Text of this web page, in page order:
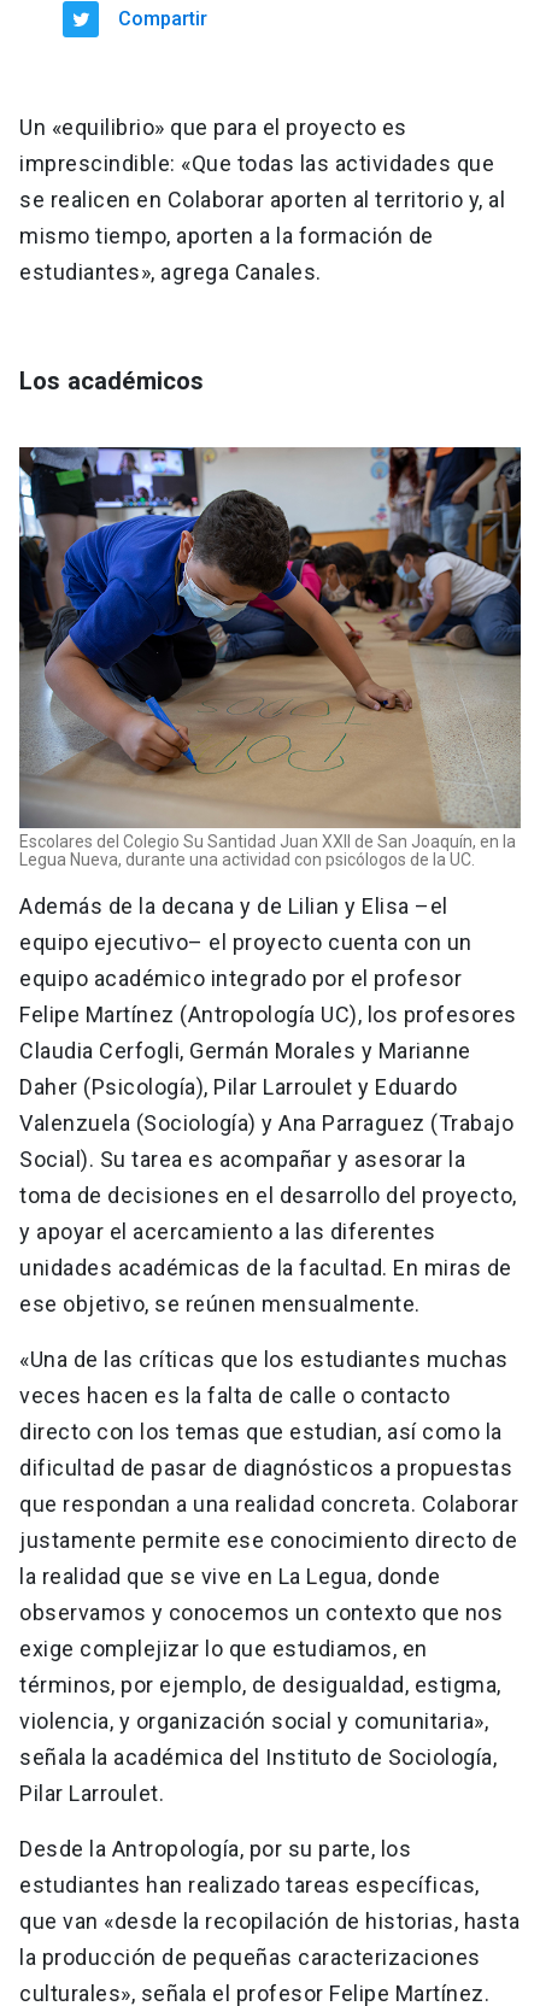
Compartir
Un «equilibrio» que para el proyecto es
imprescindible: «Que todas las actividades que
se realicen en Colaborar aporten al territorio y, al
mismo tiempo, aporten a la formación de
estudiantes», agrega Canales.
Los académicos
Escolares del Colegio Su Santidad Juan XXII de San Joaquín, en la
Legua Nueva, durante una actividad con psicólogos de la UC.
Además de la decana y de Lilian y Elisa –el
equipo ejecutivo– el proyecto cuenta con un
equipo académico integrado por el profesor
Felipe Martínez (Antropología UC), los profesores
Claudia Cerfogli, Germán Morales y Marianne
Daher (Psicología), Pilar Larroulet y Eduardo
Valenzuela (Sociología) y Ana Parraguez (Trabajo
Social). Su tarea es acompañar y asesorar la
toma de decisiones en el desarrollo del proyecto,
y apoyar el acercamiento a las diferentes
unidades académicas de la facultad. En miras de
ese objetivo, se reúnen mensualmente.
«Una de las críticas que los estudiantes muchas
veces hacen es la falta de calle o contacto
directo con los temas que estudian, así como la
dificultad de pasar de diagnósticos a propuestas
que respondan a una realidad concreta. Colaborar
justamente permite ese conocimiento directo de
la realidad que se vive en La Legua, donde
observamos y conocemos un contexto que nos
exige complejizar lo que estudiamos, en
términos, por ejemplo, de desigualdad, estigma,
violencia, y organización social y comunitaria»,
señala la académica del Instituto de Sociología,
Pilar Larroulet.
Desde la Antropología, por su parte, los
estudiantes han realizado tareas específicas,
que van «desde la recopilación de historias, hasta
la producción de pequeñas caracterizaciones
culturales», señala el profesor Felipe Martínez.